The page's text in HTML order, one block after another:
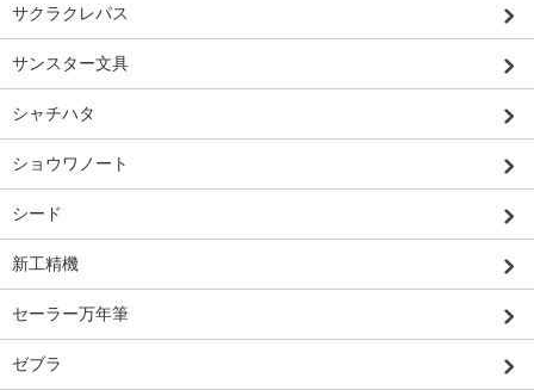
サクラクレパス
サンスター文具
シャチハタ
ショウワノート
シード
新工精機
セーラー万年筆
ゼブラ